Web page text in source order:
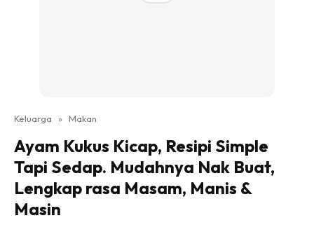
Keluarga » Makan
Ayam Kukus Kicap, Resipi Simple
Tapi Sedap. Mudahnya Nak Buat,
Lengkap rasa Masam, Manis &
Masin